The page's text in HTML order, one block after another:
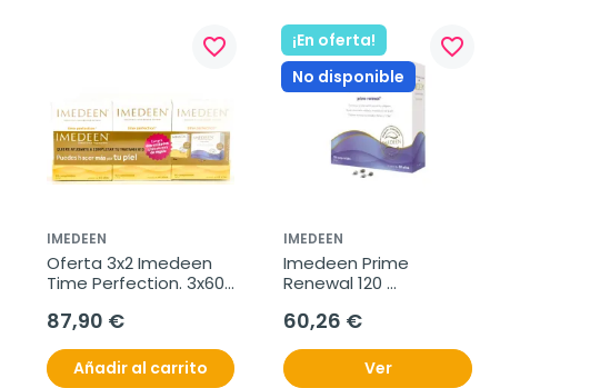
favorite_border
IMEDEEN
Oferta 3x2 Imedeen
Time Perfection. 3x60
87,90 €
Añadir al carrito
¡En oferta!
No disponible
favorite_border
IMEDEEN
Imedeen Prime
Renewal 120
60,26 €
Ver